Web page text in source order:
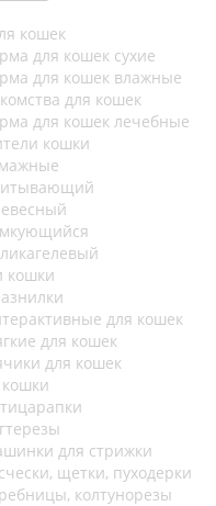
кошек
для кошек сухие
для кошек влажные
для кошек
для кошек лечебные
кошки
кошки
для кошек
для кошек
для кошек
для стрижки
щетки, пуходерки
колтунорезы